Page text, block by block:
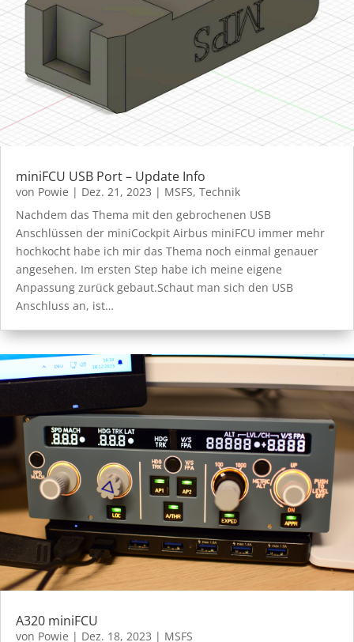
miniFCU USB Port – Update Info
von Powie | Dez. 21, 2023 | MSFS, Technik
Nachdem das Thema mit den gebrochenen USB
Anschlüssen der miniCockpit Airbus miniFCU immer mehr
hochkocht habe ich mir das Thema noch einmal genauer
angesehen. Im ersten Step habe ich meine eigene
Anpassung zurück gebaut.Schaut man sich den USB
Anschluss an, ist…
A320 miniFCU
von Powie | Dez. 18, 2023 | MSFS